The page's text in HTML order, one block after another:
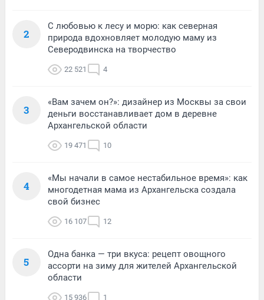
2
С любовью к лесу и морю: как северная
природа вдохновляет молодую маму из
Северодвинска на творчество
22 521 4
3
«Вам зачем он?»: дизайнер из Москвы за свои
деньги восстанавливает дом в деревне
Архангельской области
19 471 10
4
«Мы начали в самое нестабильное время»: как
многодетная мама из Архангельска создала
свой бизнес
16 107 12
5
Одна банка — три вкуса: рецепт овощного
ассорти на зиму для жителей Архангельской
области
15 936 1